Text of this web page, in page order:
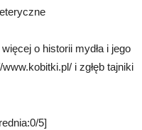
o historii mydła i jego
i zgłęb tajniki
5]